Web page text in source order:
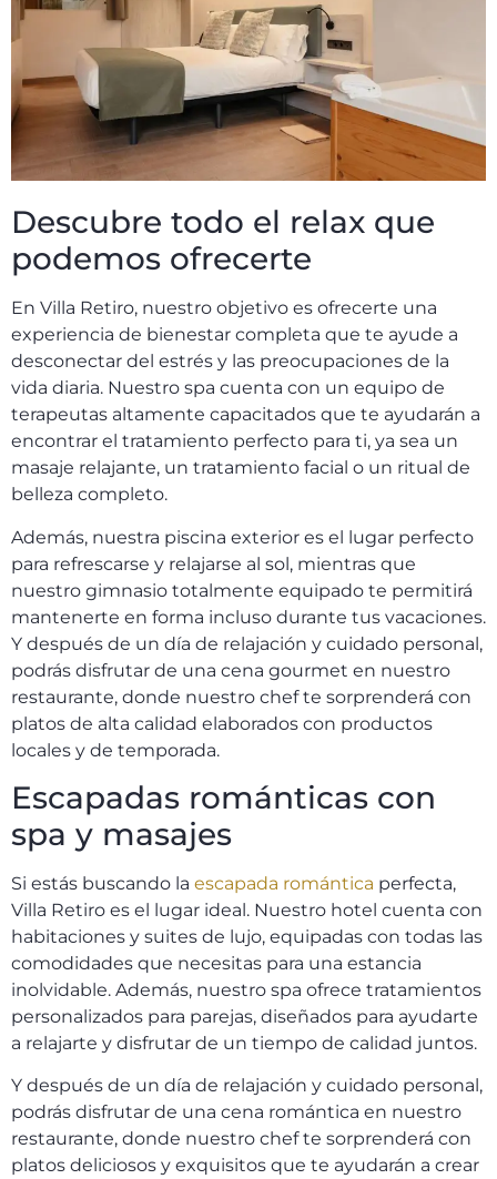
Descubre todo el relax que
podemos ofrecerte
En Villa Retiro, nuestro objetivo es ofrecerte una
experiencia de bienestar completa que te ayude a
desconectar del estrés y las preocupaciones de la
vida diaria. Nuestro spa cuenta con un equipo de
terapeutas altamente capacitados que te ayudarán a
encontrar el tratamiento perfecto para ti, ya sea un
masaje relajante, un tratamiento facial o un ritual de
belleza completo.
Además, nuestra piscina exterior es el lugar perfecto
para refrescarse y relajarse al sol, mientras que
nuestro gimnasio totalmente equipado te permitirá
mantenerte en forma incluso durante tus vacaciones.
Y después de un día de relajación y cuidado personal,
podrás disfrutar de una cena gourmet en nuestro
restaurante, donde nuestro chef te sorprenderá con
platos de alta calidad elaborados con productos
locales y de temporada.
Escapadas románticas con
spa y masajes
Si estás buscando la escapada romántica perfecta,
Villa Retiro es el lugar ideal. Nuestro hotel cuenta con
habitaciones y suites de lujo, equipadas con todas las
comodidades que necesitas para una estancia
inolvidable. Además, nuestro spa ofrece tratamientos
personalizados para parejas, diseñados para ayudarte
a relajarte y disfrutar de un tiempo de calidad juntos.
Y después de un día de relajación y cuidado personal,
podrás disfrutar de una cena romántica en nuestro
restaurante, donde nuestro chef te sorprenderá con
platos deliciosos y exquisitos que te ayudarán a crear